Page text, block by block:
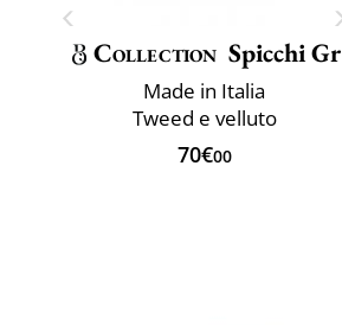
Collection Spicchi Gr
Made in Italia
Tweed e velluto
70€00